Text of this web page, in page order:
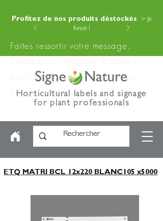
Profitez de nos produits déstockés
> Je
fonce !
Faites ressortir votre message.
Cliquez sur « Modifier le texte »
pour ajouter votre contenu à ce
paragraphe.
Horticultural labels and signage
for plant professionals
ETQ MATRI BCL 12x220 BLANC105 x5000